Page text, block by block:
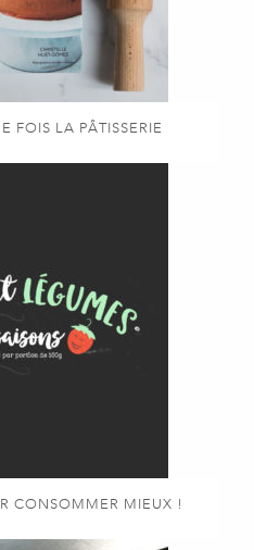
FOIS LA PÂTISSERIE
CONSOMMER MIEUX !